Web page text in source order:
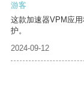
游客
这款加速器VPM应
护。
2024-09-12